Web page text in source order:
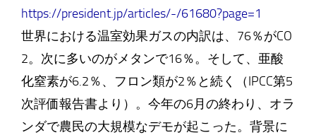
https://president.jp/articles/-/61680?page=1
世界における温室効果ガスの内訳は、76％がCO
2。次に多いのがメタンで16％。そして、亜酸
化窒素が6.2％、フロン類が2％と続く（IPCC第5
次評価報告書より）。今年の6月の終わり、オラ
ンダで農民の大規模なデモが起こった。背景に